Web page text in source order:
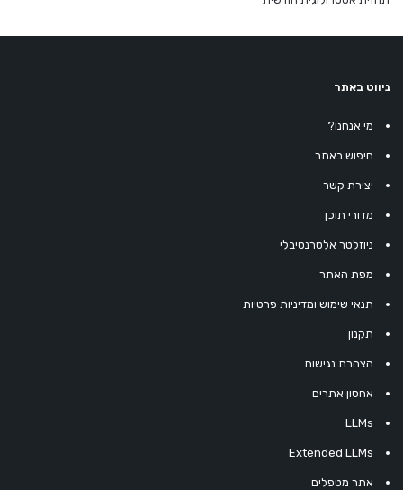
ניווט באתר
מי אנחנו?
חיפוש באתר
יצירת קשר
מדורי תוכן
ניוזלטר אלטרנטיבלי
מפת האתר
תנאי שימוש ומדיניות פרטיות
תקנון
הצהרת נגישות
אחסון אתרים
LLMs
Extended LLMs
אתר מטפלים